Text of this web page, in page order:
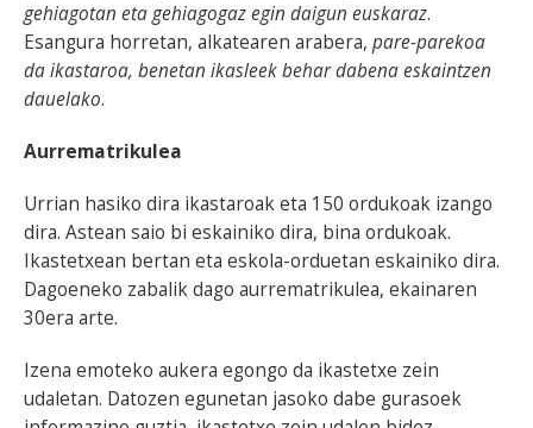
gehiagotan eta gehiagogaz egin daigun euskaraz.
Esangura horretan, alkatearen arabera, pare-parekoa
da ikastaroa, benetan ikasleek behar dabena eskaintzen
dauelako.
Aurrematrikulea
Urrian hasiko dira ikastaroak eta 150 ordukoak izango
dira. Astean saio bi eskainiko dira, bina ordukoak.
Ikastetxean bertan eta eskola-orduetan eskainiko dira.
Dagoeneko zabalik dago aurrematrikulea, ekainaren
30era arte.
Izena emoteko aukera egongo da ikastetxe zein
udaletan. Datozen egunetan jasoko dabe gurasoek